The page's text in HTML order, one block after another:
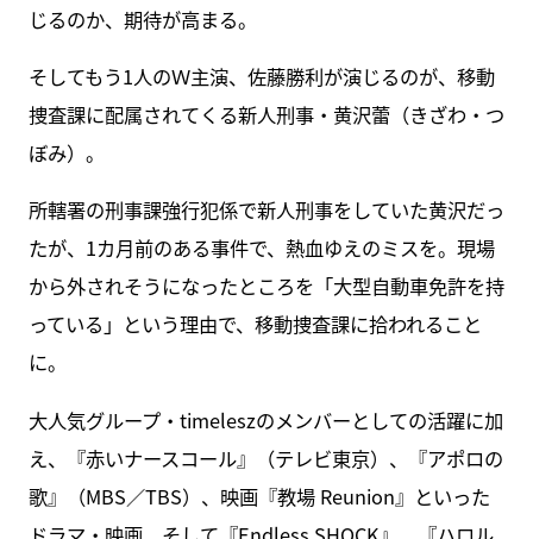
じるのか、期待が高まる。
そしてもう1人のＷ主演、佐藤勝利が演じるのが、移動
捜査課に配属されてくる新人刑事・黄沢蕾（きざわ・つ
ぼみ）。
所轄署の刑事課強行犯係で新人刑事をしていた黄沢だっ
たが、1カ月前のある事件で、熱血ゆえのミスを。現場
から外されそうになったところを「大型自動車免許を持
っている」という理由で、移動捜査課に拾われること
に。
大人気グループ・timeleszのメンバーとしての活躍に加
え、『赤いナースコール』（テレビ東京）、『アポロの
歌』（MBS／TBS）、映画『教場 Reunion』といった